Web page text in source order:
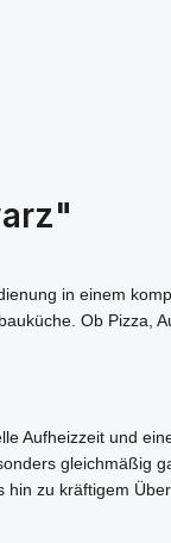
in einem
Ob Pizza,
Aufheizzeit und
gleichmäßig
zu kräftigem